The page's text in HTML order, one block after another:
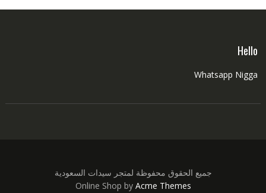
Hello
Whatsapp Nigga
جميع الحقوق محفوظة لمتجر سيدات السعودية
Online Shop by Acme Themes